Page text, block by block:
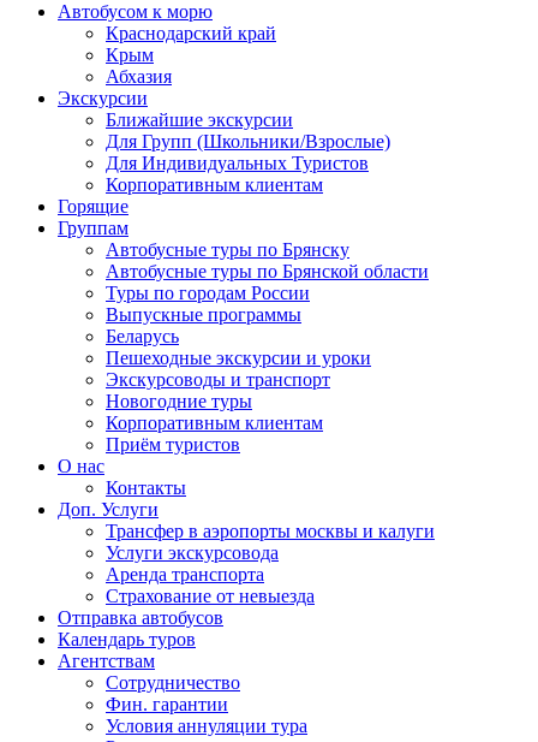
Автобусом к морю
Краснодарский край
Крым
Абхазия
Экскурсии
Ближайшие экскурсии
Для Групп (Школьники/Взрослые)
Для Индивидуальных Туристов
Корпоративным клиентам
Горящие
Группам
Автобусные туры по Брянску
Автобусные туры по Брянской области
Туры по городам России
Выпускные программы
Беларусь
Пешеходные экскурсии и уроки
Экскурсоводы и транспорт
Новогодние туры
Корпоративным клиентам
Приём туристов
О нас
Контакты
Доп. Услуги
Трансфер в аэропорты москвы и калуги
Услуги экскурсовода
Аренда транспорта
Страхование от невыезда
Отправка автобусов
Календарь туров
Агентствам
Сотрудничество
Фин. гарантии
Условия аннуляции тура